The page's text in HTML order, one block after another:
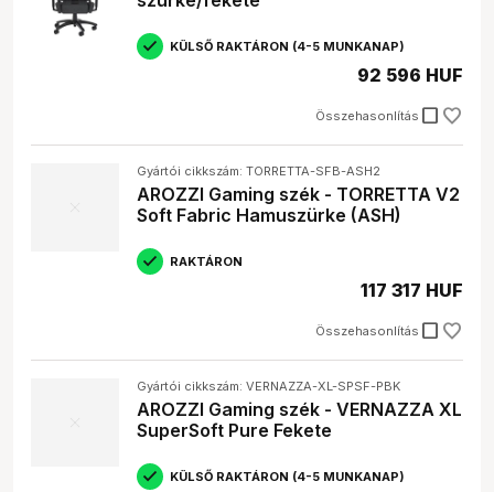
KÜLSŐ RAKTÁRON (4-5 MUNKANAP)
Összehasonlítás check_box_outline_blank
92 596 HUF
Gyártói cikkszám: TORRETTA-SFB-ASH2
AROZZI Gaming szék - TORRETTA V2
Soft Fabric Hamuszürke (ASH)
RAKTÁRON
Összehasonlítás check_box_outline_blank
117 317 HUF
Gyártói cikkszám: VERNAZZA-XL-SPSF-PBK
AROZZI Gaming szék - VERNAZZA XL
SuperSoft Pure Fekete
KÜLSŐ RAKTÁRON (4-5 MUNKANAP)